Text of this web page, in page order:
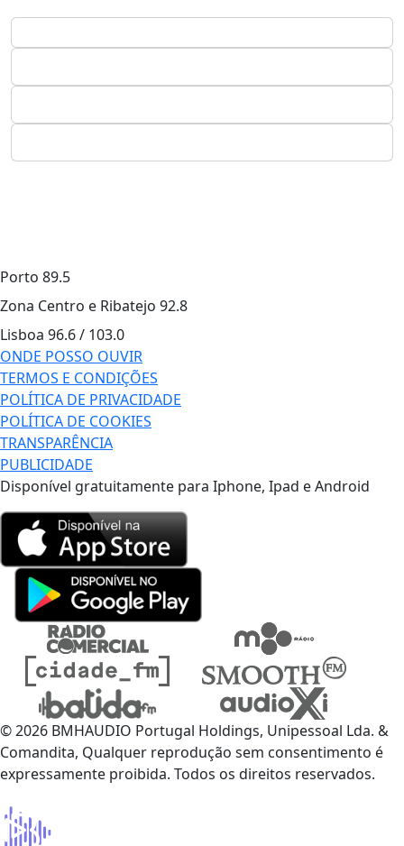
Porto 89.5
Zona Centro e Ribatejo 92.8
Lisboa 96.6 / 103.0
ONDE POSSO OUVIR
TERMOS E CONDIÇÕES
POLÍTICA DE PRIVACIDADE
POLÍTICA DE COOKIES
TRANSPARÊNCIA
PUBLICIDADE
Disponível gratuitamente para Iphone, Ipad e Android
© 2026 BMHAUDIO Portugal Holdings, Unipessoal Lda. &
Comandita, Qualquer reprodução sem consentimento é
expressamente proibida. Todos os direitos reservados.